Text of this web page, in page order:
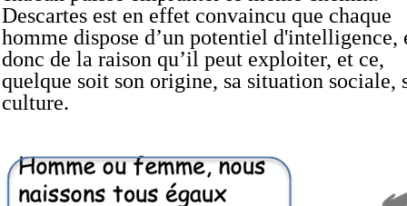
Descartes est en effet convaincu que chaque
homme dispose d’un potentiel d'intelligence,
donc de la raison qu’il peut exploiter, et ce,
quelque soit son origine, sa situation sociale,
culture.